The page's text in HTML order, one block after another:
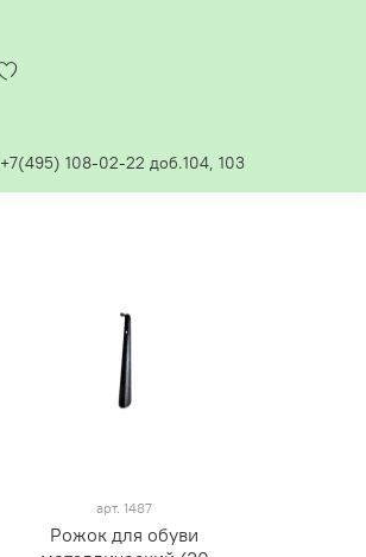
+7(495) 108-02-22 доб.104, 103
арт.1487
Рожок для обуви